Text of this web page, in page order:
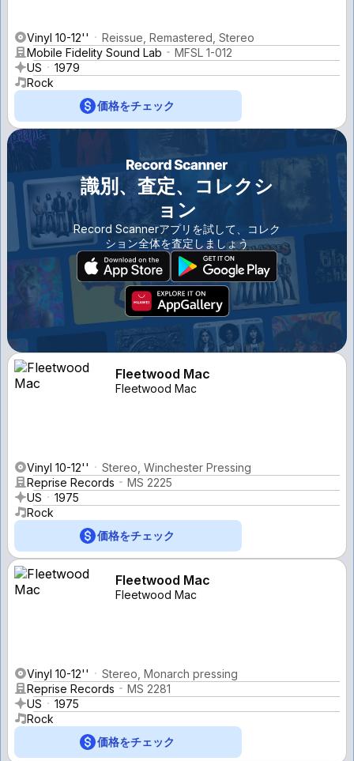
Vinyl 10-12''
Reissue, Remastered, Stereo
Mobile Fidelity Sound Lab
MFSL 1-012
US
1979
Rock
価格をチェック
識別、査定、コレクシ
ョン
Record Scannerアプリを試して、コレク
ション全体を査定しましょう
Fleetwood Mac
Fleetwood Mac
Vinyl 10-12''
Stereo, Winchester Pressing
Reprise Records
MS 2225
US
1975
Rock
価格をチェック
Fleetwood Mac
Fleetwood Mac
Vinyl 10-12''
Stereo, Monarch pressing
Reprise Records
MS 2281
US
1975
Rock
価格をチェック